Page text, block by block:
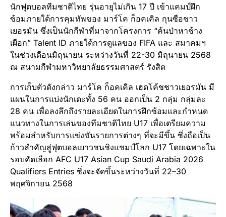
นักฟุตบอลทีมชาติไทย รุ่นอายุไม่เกิน 17 ปี เข้าแคมป์ฝึก
ซ้อมภายใต้การคุมทัพของ มาร์โค ก็อคเคิล กุนซือชาว
เยอรมัน ซึ่งเป็นนักกีฬาที่มาจากโครงการ “ค้นป่าหาช้าง
เผือก” Talent ID ภายใต้การดูแลของ FIFA และ สมาคมฯ
ในช่วงเดือนมิถุนายน ระหว่างวันที่ 22-30 มิถุนายน 2568
ณ สนามกีฬามหาวิทยาลัยธรรมศาสตร์ รังสิต
การเก็บตัวดังกล่าว มาร์โค ก็อคเคิล เฮดโค้ชชาวเยอรมัน มี
แผนในการแบ่งนักเตะทั้ง 56 คน ออกเป็น 2 กลุ่ม กลุ่มละ
28 คน เพื่อลงลึกถึงรายละเอียดในการฝึกซ้อมและกำหนด
แนวทางในการเล่นของทีมชาติไทย U17 เพื่อเตรียมความ
พร้อมสำหรับการแข่งขันรายการต่างๆ ที่จะมีขึ้น ซึ่งถือเป็น
ก้าวสำคัญสู่ฟุตบอลเยาวชนชิงแชมป์โลก U17 โดยเฉพาะใน
รอบคัดเลือก AFC U17 Asian Cup Saudi Arabia 2026
Qualifiers Entries ซึ่งจะจัดขึ้นระหว่างวันที่ 22–30
พฤศจิกายน 2568